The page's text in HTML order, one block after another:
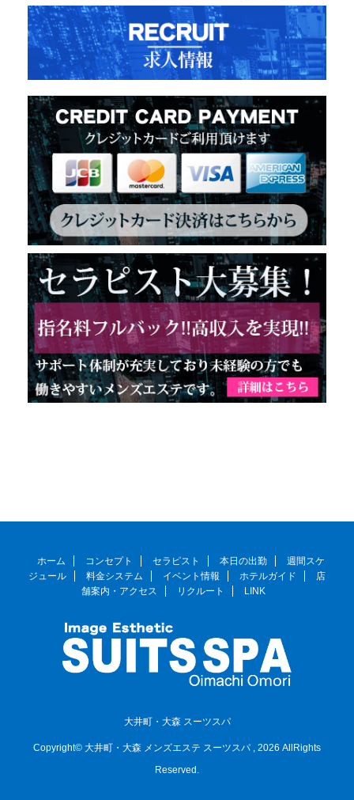
ホーム コンセプト セラピスト 本日の出勤
週間スケ
ジュール
料金システム イベント情報 ホテルガイド
店
舗案内・アクセス
リクルート LINK
大井町・大森 スーツスパ
Copyright© 大井町・大森 メンズエステ スーツスパ , 2026 AllRights
Reserved.